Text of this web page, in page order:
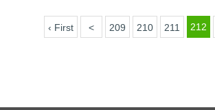
‹ First < 209 210 211 212